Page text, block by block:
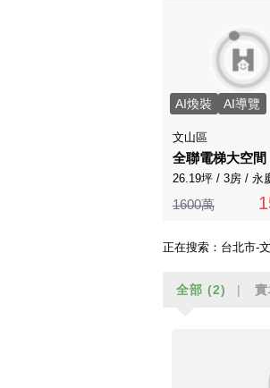
AI煥裝 AI導覽
文山區
全聯電梯大空間
26.19坪 / 3房 / 永
1600萬
正在搜索： 台北市-
全部 (2)